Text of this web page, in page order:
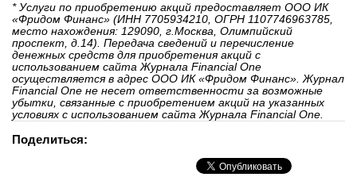
* Услуги по приобретению акций предоставляет ООО ИК
«Фридом Финанс» (ИНН 7705934210, ОГРН 1107746963785,
место нахождения: 129090, г.Москва, Олимпийский
проспект, д.14). Передача сведений и перечисление
денежных средств для приобретения акций с
использованием сайта Журнала Financial One
осуществляется в адрес ООО ИК «Фридом Финанс». Журнал
Financial One не несет ответственности за возможные
убытки, связанные с приобретением акций на указанных
условиях с использованием сайта Журнала Financial One.
Поделиться: